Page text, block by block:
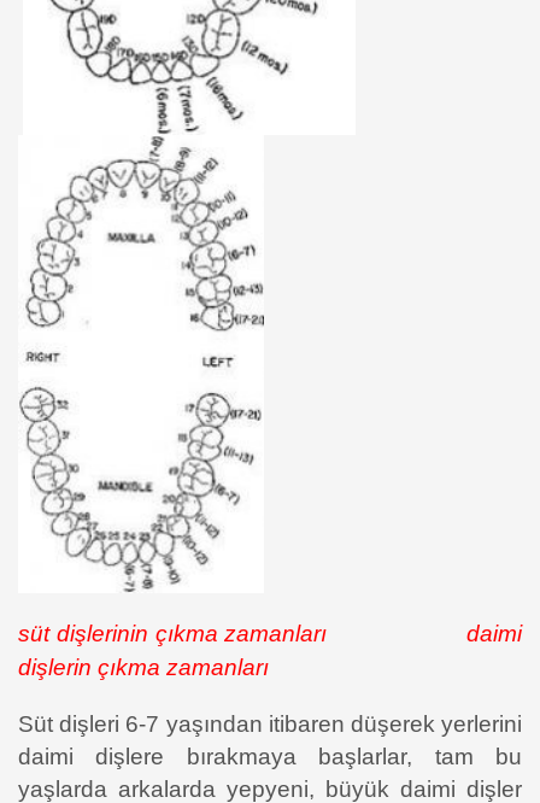
süt dişlerinin çıkma zamanları daimi
dişlerin çıkma zamanları
Süt dişleri 6-7 yaşından itibaren düşerek yerlerini
daimi dişlere bırakmaya başlarlar, tam bu
yaşlarda arkalarda yepyeni, büyük daimi dişler